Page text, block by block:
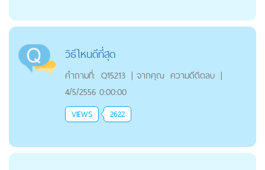
วิธีไหนดีที่สุด
คำถามที่: Q15213 | จากคุณ ความดีติดลบ |
4/5/2556 0:00:00
VIEWS 2622